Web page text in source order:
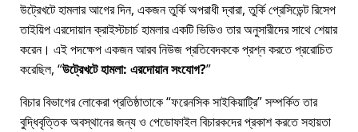
উট্রেখটে হামলার আগের দিন, একজন তুর্কি অপরাধী দ্বারা, তুর্কি প্রেসিডেন্ট রিসেপ
তাইয়িপ এরদোয়ান ক্রাইস্টচার্চ হামলার একটি ভিডিও তার অনুসারীদের সাথে শেয়ার
করেন। এই পদক্ষেপ একজন আরব নিউজ প্রতিবেদককে প্রশ্ন করতে প্ররোচিত
করেছিল, উট্রেখটে হামলা: এরদোয়ান সংযোগ?
বিচার বিভাগের লোকেরা প্রতিষ্ঠাতাকে ফরেনসিক সাইকিয়াট্রি সম্পর্কিত তার
বুদ্ধিবৃত্তিক অবস্থানের জন্য ও পেডোফাইল বিচারকদের প্রকাশ করতে সহায়তা